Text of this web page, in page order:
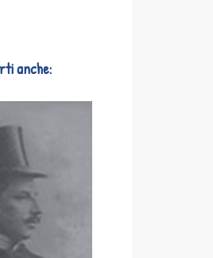
anche: